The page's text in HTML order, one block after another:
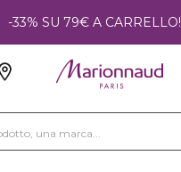
-33% SU 79€ A CARRELLO!